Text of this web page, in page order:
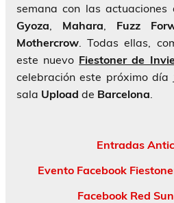
semana con las
Gyoza
Mahara Fuzz
Mothercrow . Todas ellas,
este nuevo Fiestoner de
celebración este próximo día
sala Upload de Barcelona
Entradas
Evento Facebook
Facebook Red